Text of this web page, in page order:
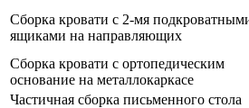
Сборка кровати с 2-мя
ящиками на направляющих
Сборка кровати с ортопедическим
основание на металлокаркасе
Частичная сборка письменного стола